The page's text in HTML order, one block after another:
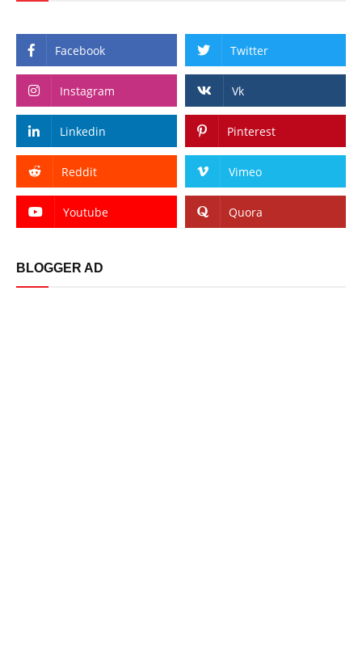
Facebook Twitter
Instagram Vk
Linkedin Pinterest
Reddit Vimeo
Youtube Quora
BLOGGER AD